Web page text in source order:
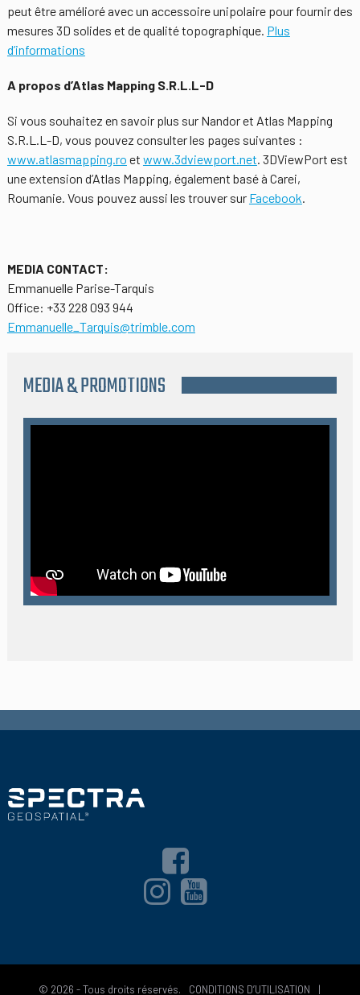
peut être amélioré avec un accessoire unipolaire pour fournir des
mesures 3D solides et de qualité topographique. Plus
d’informations
A propos d’Atlas Mapping S.R.L.L-D
Si vous souhaitez en savoir plus sur Nandor et Atlas Mapping
S.R.L.L-D, vous pouvez consulter les pages suivantes :
www.atlasmapping.ro et www.3dviewport.net. 3DViewPort est
une extension d’Atlas Mapping, également basé à Carei,
Roumanie. Vous pouvez aussi les trouver sur Facebook.
MEDIA CONTACT:
Emmanuelle Parise-Tarquis
Office: +33 228 093 944
Emmanuelle_Tarquis@trimble.com
MEDIA & PROMOTIONS
© 2026 - Tous droits réservés. CONDITIONS D’UTILISATION |